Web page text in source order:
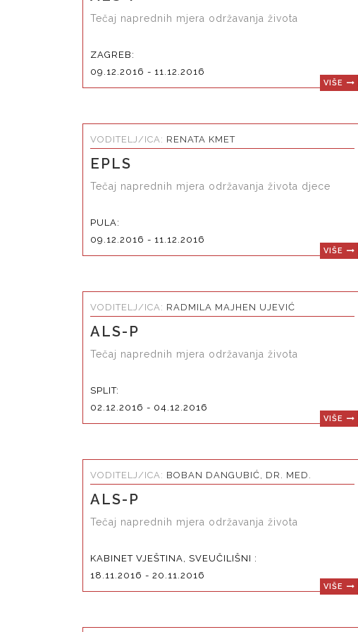
Tečaj naprednih mjera održavanja života
ZAGREB:
09.12.2016 - 11.12.2016
VIŠE
VODITELJ/ICA: RENATA KMET
EPLS
Tečaj naprednih mjera održavanja života djece
PULA:
09.12.2016 - 11.12.2016
VIŠE
VODITELJ/ICA: RADMILA MAJHEN UJEVIĆ
ALS-P
Tečaj naprednih mjera održavanja života
SPLIT:
02.12.2016 - 04.12.2016
VIŠE
VODITELJ/ICA: BOBAN DANGUBIĆ, DR. MED.
ALS-P
Tečaj naprednih mjera održavanja života
KABINET VJEŠTINA, SVEUČILIŠNI :
18.11.2016 - 20.11.2016
VIŠE